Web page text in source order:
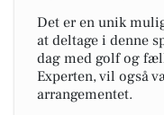
Det er en unik
at deltage i denne
dag med golf og
Experten, vil også
arrangementet.